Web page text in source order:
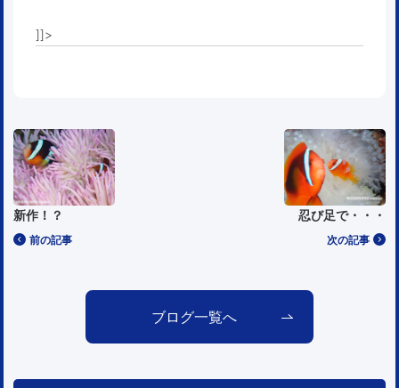
]]>
前の記事
新作！？
次の記事
忍び足で・・・
ブログ一覧へ